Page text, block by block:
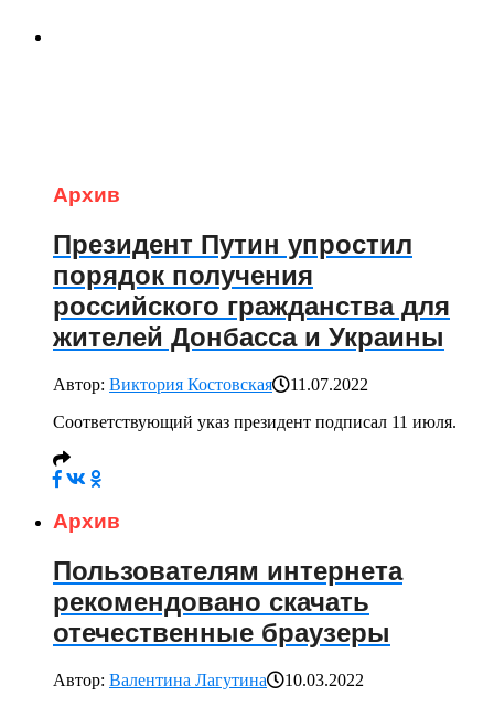
Архив
Президент Путин упростил
порядок получения
российского гражданства для
жителей Донбасса и Украины
Автор: Виктория Костовская
11.07.2022
Соответствующий указ президент подписал 11 июля.
Архив
Пользователям интернета
рекомендовано скачать
отечественные браузеры
Автор: Валентина Лагутина
10.03.2022